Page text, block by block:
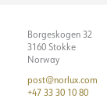
Borgeskogen 32
3160 Stokke
Norway
post@norlux.com
+47 33 30 10 80